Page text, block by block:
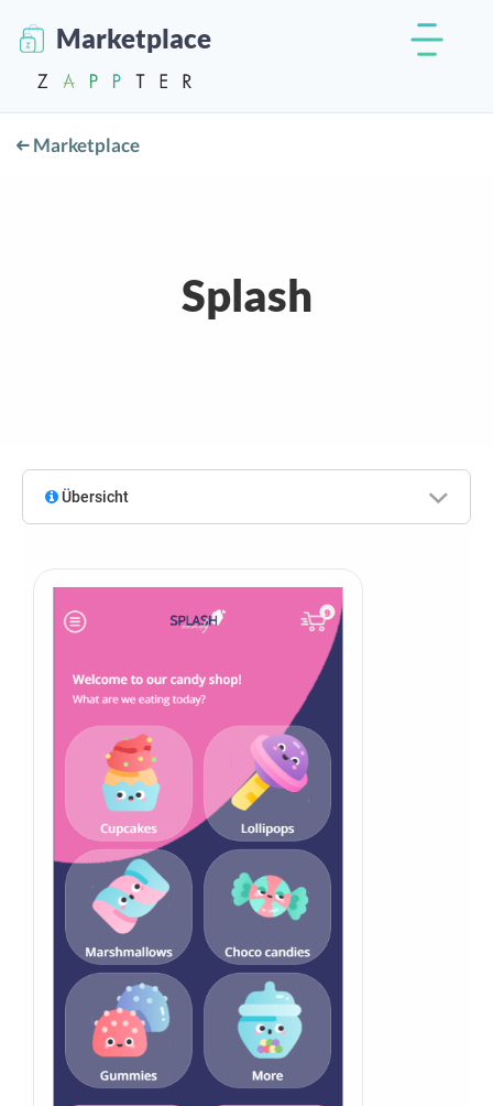
Marketplace
Marketplace
Splash
Übersicht